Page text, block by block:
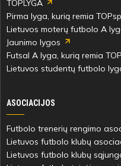
TOPLYGA
Pirma lyga, kurią remia
Lietuvos moterų futbolo A
Jaunimo lygos
Futsal A lyga, kurią remia
Lietuvos studentų futbolo
ASOCIACIJOS
Futbolo trenerių rengimo
Lietuvos futbolo klubų
Lietuvos futbolo klubų